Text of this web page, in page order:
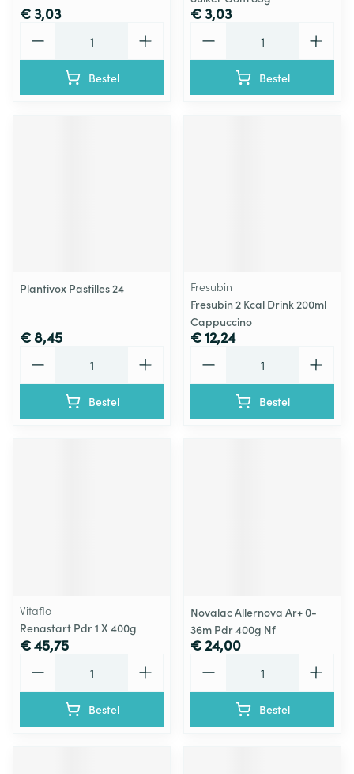
€ 3,03
Bestel
€ 3,03
Bestel
Plantivox Pastilles 24
€ 8,45
Bestel
Fresubin
Fresubin 2 Kcal Drink 200ml
Cappuccino
€ 12,24
Bestel
Vitaflo
Renastart Pdr 1 X 400g
€ 45,75
Bestel
Novalac Allernova Ar+ 0-
36m Pdr 400g Nf
€ 24,00
Bestel